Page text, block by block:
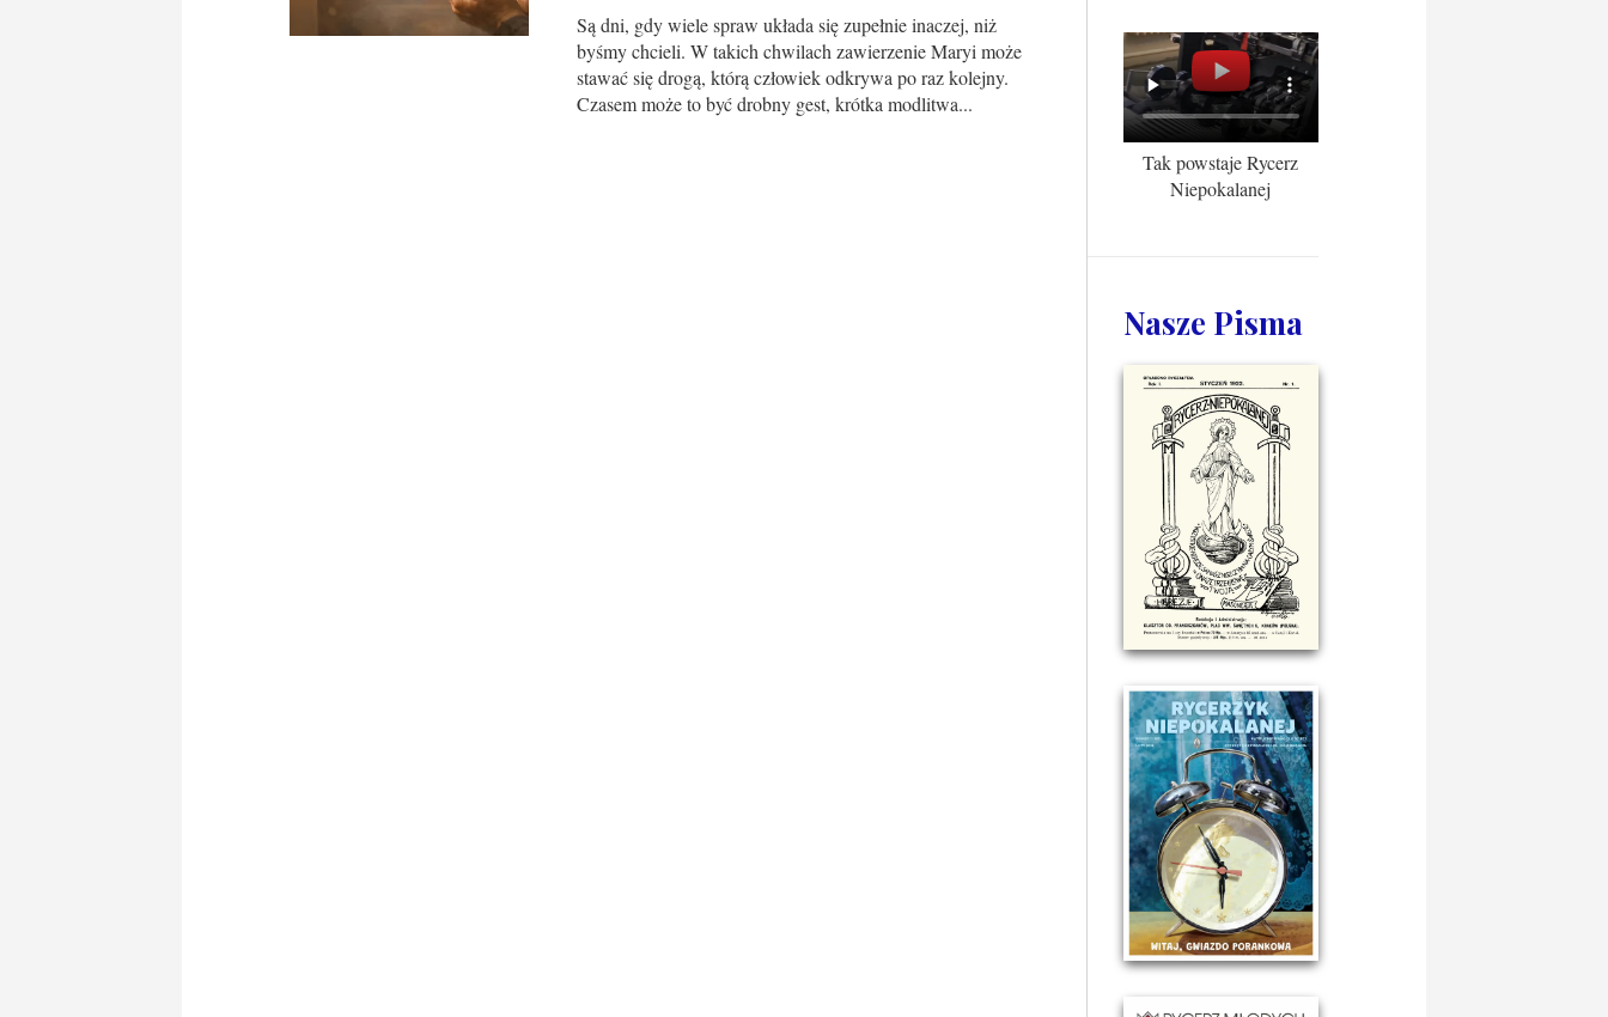
Są dni, gdy wiele spraw układa się zupełnie inaczej, niż
byśmy chcieli. W takich chwilach zawierzenie Maryi może
stawać się drogą, którą człowiek odkrywa po raz kolejny.
Czasem może to być drobny gest, krótka modlitwa...
Tak powstaje Rycerz
Niepokalanej
Nasze Pisma